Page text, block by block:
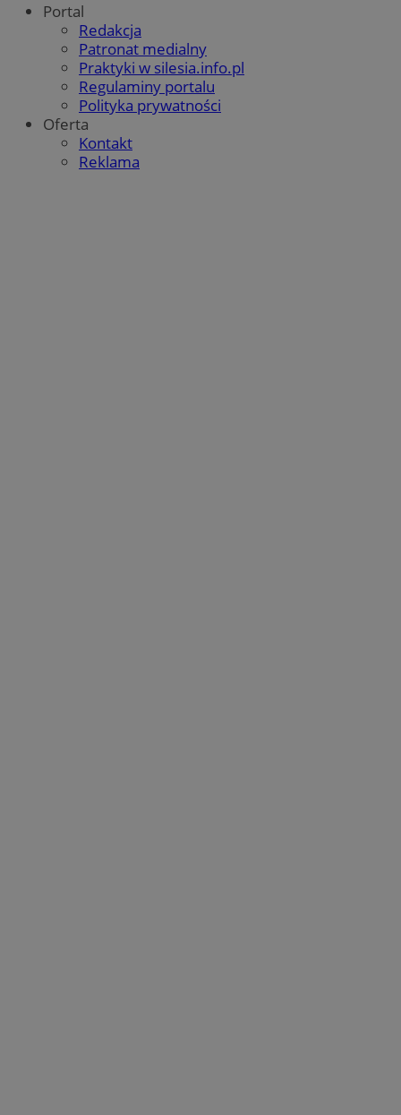
Portal
Redakcja
Patronat medialny
Praktyki w silesia.info.pl
Regulaminy portalu
Polityka prywatności
Oferta
Kontakt
Reklama